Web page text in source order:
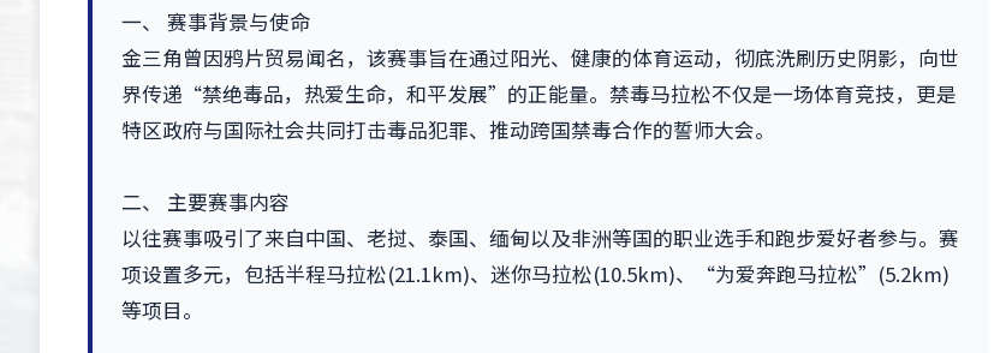
一、 赛事背景与使命
金三角曾因鸦片贸易闻名，该赛事旨在通过阳光、健康的体育运动，彻底洗刷历史阴影，向世
界传递“禁绝毒品，热爱生命，和平发展”的正能量。禁毒马拉松不仅是一场体育竞技，更是
特区政府与国际社会共同打击毒品犯罪、推动跨国禁毒合作的誓师大会。
二、 主要赛事内容
以往赛事吸引了来自中国、老挝、泰国、缅甸以及非洲等国的职业选手和跑步爱好者参与。赛
项设置多元，包括半程马拉松(21.1km)、迷你马拉松(10.5km)、“为爱奔跑马拉松”(5.2km)
等项目。